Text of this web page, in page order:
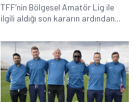
TFF’nin Bölgesel Amatör Lig ile
ilgili aldığı son kararın ardından...